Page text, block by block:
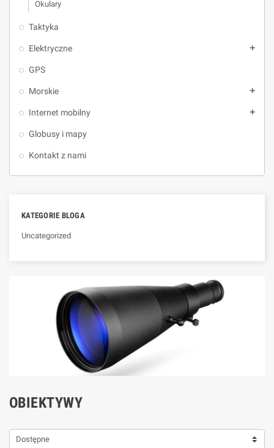
Okulary
Taktyka
Elektryczne add
GPS
Morskie add
Internet mobilny add
Globusy i mapy
Kontakt z nami
KATEGORIE BLOGA
Uncategorized
OBIEKTYWY
Dostępne